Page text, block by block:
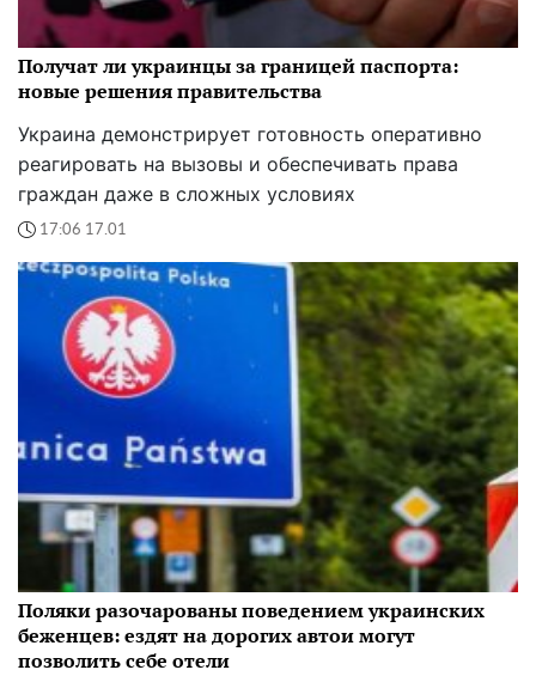
Получат ли украинцы за границей паспорта:
новые решения правительства
Украина демонстрирует готовность оперативно
реагировать на вызовы и обеспечивать права
граждан даже в сложных условиях
17:06 17.01
Поляки разочарованы поведением украинских
беженцев: ездят на дорогих автои могут
позволить себе отели